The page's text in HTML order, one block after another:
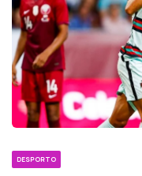
DESPORTO